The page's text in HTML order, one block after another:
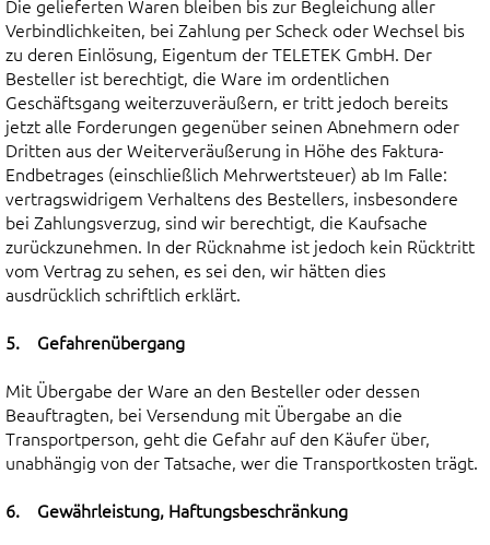
Die gelieferten Waren bleiben bis zur Begleichung aller
Verbindlichkeiten, bei Zahlung per Scheck oder Wechsel bis
zu deren Einlösung, Eigentum der TELETEK GmbH. Der
Besteller ist berechtigt, die Ware im ordentlichen
Geschäftsgang weiterzuveräußern, er tritt jedoch bereits
jetzt alle Forderungen gegenüber seinen Abnehmern oder
Dritten aus der Weiterveräußerung in Höhe des Faktura-
Endbetrages (einschließlich Mehrwertsteuer) ab Im Falle:
vertragswidrigem Verhaltens des Bestellers, insbesondere
bei Zahlungsverzug, sind wir berechtigt, die Kaufsache
zurückzunehmen. In der Rücknahme ist jedoch kein Rücktritt
vom Vertrag zu sehen, es sei den, wir hätten dies
ausdrücklich schriftlich erklärt.
5. Gefahrenübergang
Mit Übergabe der Ware an den Besteller oder dessen
Beauftragten, bei Versendung mit Übergabe an die
Transportperson, geht die Gefahr auf den Käufer über,
unabhängig von der Tatsache, wer die Transportkosten trägt.
6. Gewährleistung, Haftungsbeschränkung